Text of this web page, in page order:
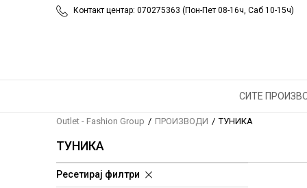
Контакт центар: 070275363 (Пон-Пет 08-16ч, Саб 10-15ч)
СИТЕ
Outlet - Fashion Group ПРОИЗВОДИ ТУНИКА
ТУНИКА
Ресетирај филтри